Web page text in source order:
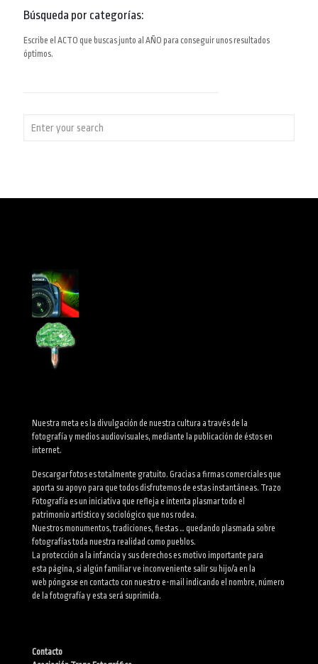
Búsqueda por categorías:
Escribe el ACTO que buscas junto al AÑO para conseguir unos resultados
óptimos.
Nuestra meta es la divulgación de nuestra cultura a través de la
fotografía y medios audiovisuales, mediante la publicación de éstos en
internet.
Descargar fotos es totalmente gratuito. Gracias a firmas comerciales que
aporta su apoyo para que todos disfrutemos de estas instantáneas. Trazo
Fotografía es un iniciativa que refleja e intenta plasmar todo el
patrimonio artístico y sociológico que nos rodea.
Nuestros monumentos, tradiciones, fiestas … quedando plasmada sobre
fotografías toda nuestra realidad como pueblos.
La protección a la infancia y sus derechos es motivo importante para
esta página, si algún familiar ve inconveniente salir su hijo/a en la
web póngase en contacto con nuestro e-mail indicando el nombre, número
de la fotografía y esta será suprimida.
Contacto